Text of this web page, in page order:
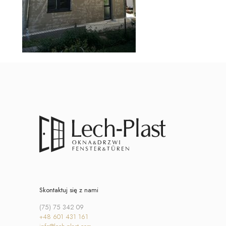
Skontaktuj się z nami
(75) 75 342 09
+48 601 431 161